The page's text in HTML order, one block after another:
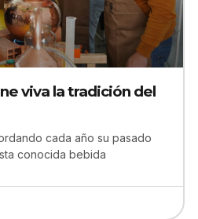
viva la tradición del
cada año su pasado
conocida bebida